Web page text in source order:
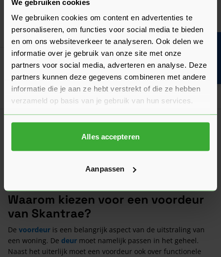
We gebruiken cookies
We gebruiken cookies om content en advertenties te
personaliseren, om functies voor social media te bieden
en om ons websiteverkeer te analyseren. Ook delen we
informatie over je gebruik van onze site met onze
partners voor social media, adverteren en analyse. Deze
partners kunnen deze gegevens combineren met andere
informatie die je aan ze hebt verstrekt of die ze hebben
verzameld op basis van je gebruik van hun services.
Alles accepteren
Aanpassen
Nu1.298,40per stuk Ga
Skantrae SKN 653 ISO Glas-In-Lood P
Verkrijgbaar in 7 varianten
1.298,40 Ga
U lees momenteel pagina
Waarom kiezen voor een voordeur
van Skantrae?
De voordeur is een belangrijk aspect van de uitstraling van
een woning. De deur moet namelijk passen in het geheel.
Naast het uiterlijk moet een voordeur ook over functionele